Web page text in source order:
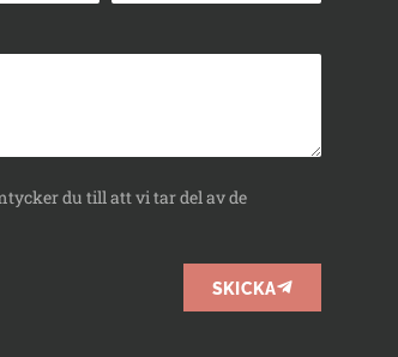
du till att vi tar del av de
SKICKA